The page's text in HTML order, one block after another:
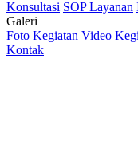
Konsultasi SOP Layanan
Galeri
Foto Kegiatan Video
Kontak